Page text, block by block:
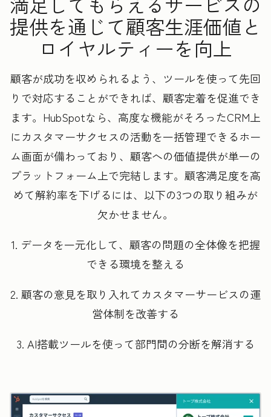
提供を通じて顧客生涯価値と
ロイヤルティーを向上
顧客が成功を収められるよう、ツールを使って先回
りで対応することができれば、顧客定着を促進でき
ます。HubSpotなら、高度な機能がそろったCRM上
にカスタマーサクセスの活動を一括管理できるホー
ム画面が備わっており、顧客への価値提供が単一の
プラットフォーム上で完結します。顧客満足度を高
めて解約率を下げるには、以下の3つの取り組みが
欠かせません。
1. データを一元化して、顧客の問題の全体像を把握
できる環境を整える
2. 顧客の意見を取り入れてカスタマーサービスの運
営体制を改善する
3. AI搭載ツールを使って部門間の分断を解消する